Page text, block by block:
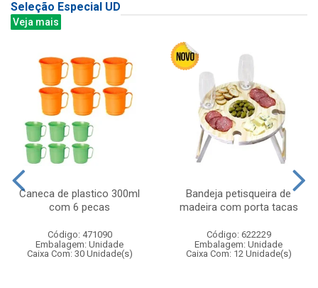
Seleção Especial UD
Veja mais
Caneca de plastico 300ml
com 6 pecas
Código: 471090
Embalagem: Unidade
Caixa Com: 30 Unidade(s)
Bandeja petisqueira de
madeira com porta tacas
Código: 622229
Embalagem: Unidade
Caixa Com: 12 Unidade(s)